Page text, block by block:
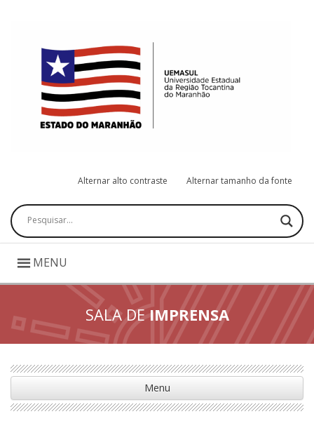
Alternar alto contraste Alternar tamanho da fonte
Pesquisar
MENU
SALA DEIMPRENSA
Menu